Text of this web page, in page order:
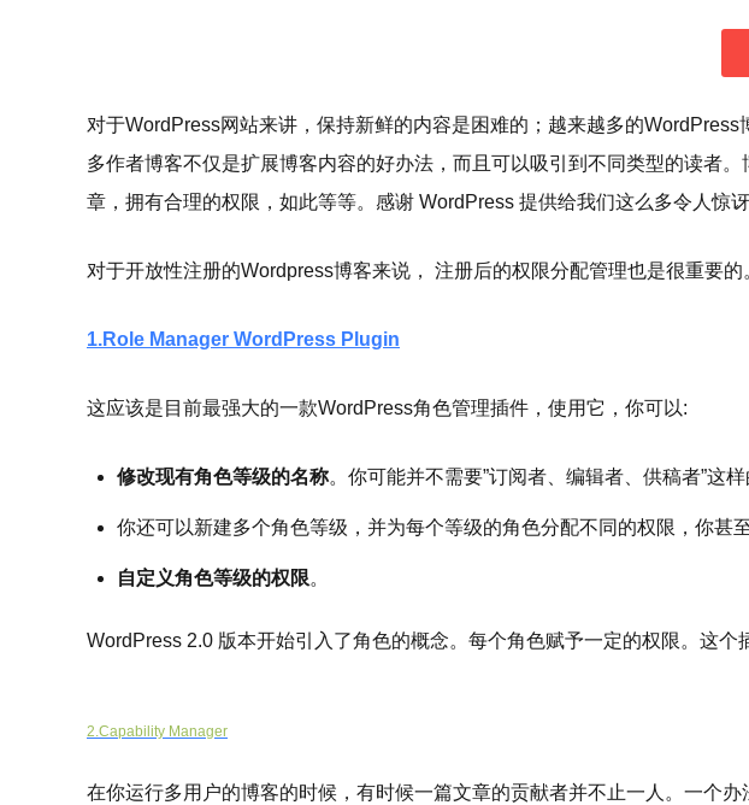
对于WordPress网站来讲，保持新鲜的内容是困难的；越来越多的
多作者博客不仅是扩展博客内容的好办法，而且可以吸引到不同类型的读者
章，拥有合理的权限，如此等等。感谢 WordPress 提供给我们这么多令人惊
对于开放性注册的Wordpress博客来说， 注册后的权限分配管理也是很重要
1.Role Manager WordPress Plugin
这应该是目前最强大的一款WordPress角色管理插件，使用它，你可以:
修改现有角色等级的名称。你可能并不需要”订阅者、编辑者、供稿者”这
你还可以新建多个角色等级，并为每个等级的角色分配不同的权限，你甚
自定义角色等级的权限。
WordPress 2.0 版本开始引入了角色的概念。每个角色赋予一定的权限。这
2.Capability Manager
在你运行多用户的博客的时候，有时候一篇文章的贡献者并不止一人。一个